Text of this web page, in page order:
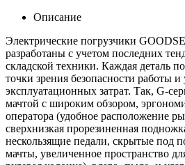
Описание
Электрические погрузчики
разработаны с учетом последних
складской техники. Каждая деталь
точки зрения безопасности работы
эксплуатационных затрат. Так, G-
мачтой с широким обзором,
оператора (удобное расположение
сверхнизкая прорезиненная
нескользящие педали, скрытые под
мачты, увеличенное пространство